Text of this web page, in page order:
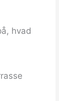
hvad